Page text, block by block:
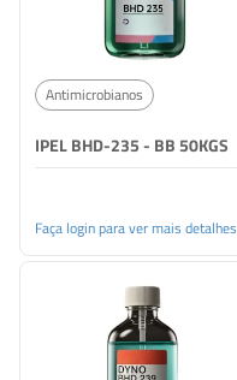
Antimicrobianos
IPEL BHD-235 - BB 50KGS
Faça login para ver mais detalhes